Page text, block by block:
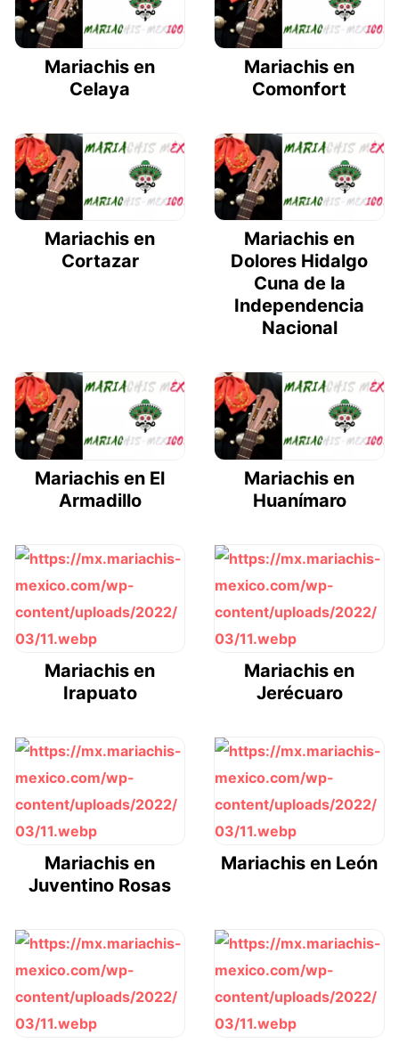
Mariachis en
Celaya
Mariachis en
Comonfort
Mariachis en
Cortazar
Mariachis en
Dolores Hidalgo
Cuna de la
Independencia
Nacional
Mariachis en El
Armadillo
Mariachis en
Huanímaro
Mariachis en
Irapuato
Mariachis en
Jerécuaro
Mariachis en
Juventino Rosas
Mariachis en León